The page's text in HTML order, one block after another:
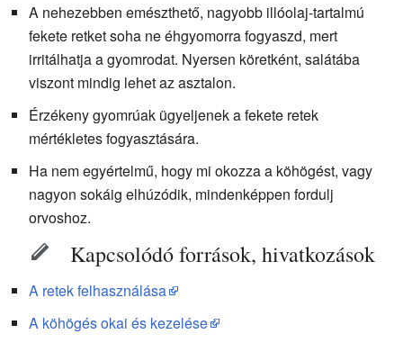
A nehezebben emészthető, nagyobb illóolaj-tartalmú
fekete retket soha ne éhgyomorra fogyaszd, mert
irritálhatja a gyomrodat. Nyersen köretként, salátába
viszont mindig lehet az asztalon.
Érzékeny gyomrúak ügyeljenek a fekete retek
mértékletes fogyasztására.
Ha nem egyértelmű, hogy mi okozza a köhögést, vagy
nagyon sokáig elhúzódik, mindenképpen fordulj
orvoshoz.
Kapcsolódó források, hivatkozások
A retek felhasználása
A köhögés okai és kezelése